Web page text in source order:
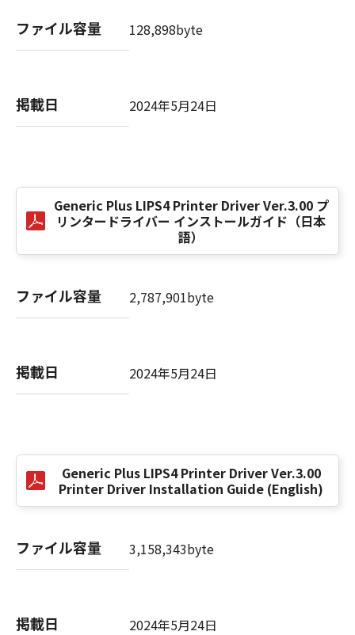
computer software" and "commercial
computer software documentation," as such
227.7202-1 through 227.7202-4 (June 1995),
all U.S. Government End Users shall acquire
Inc./30-2, Shimomaruko 3-chome, Ohta-ku,
Tokyo 146-8501, Japan.
本条項中で使用される"the SOFTWARE"とは、
本契約書中で定義される「本ソフトウェア」を
10．分離可能性
本契約書のいずれかの条項またはその一部が法
す。
キヤノン株式会社
No. I010G024784
ファイル容量 128,898byte
掲載日 2024年5月24日
Generic Plus LIPS4 Printer Driver Ver.3.00 プ
リンタードライバー インストールガイド（日本
語）
ファイル容量 2,787,901byte
掲載日 2024年5月24日
Generic Plus LIPS4 Printer Driver Ver.3.00
Printer Driver Installation Guide (English)
ファイル容量 3,158,343byte
掲載日 2024年5月24日